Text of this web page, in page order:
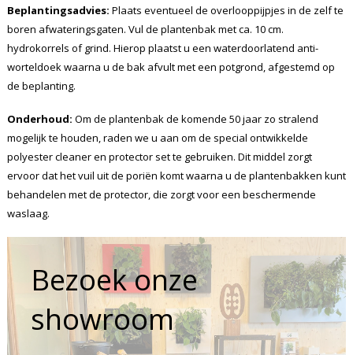
Beplantingsadvies: Plaats eventueel de overlooppijpjes in de zelf te
boren afwateringsgaten. Vul de plantenbak met ca. 10 cm.
hydrokorrels of grind. Hierop plaatst u een waterdoorlatend anti-
worteldoek waarna u de bak afvult met een potgrond, afgestemd op
de beplanting.
Onderhoud: Om de plantenbak de komende 50 jaar zo stralend
mogelijk te houden, raden we u aan om de special ontwikkelde
polyester cleaner en protector set te gebruiken. Dit middel zorgt
ervoor dat het vuil uit de poriën komt waarna u de plantenbakken kunt
behandelen met de protector, die zorgt voor een beschermende
waslaag.
Bezoek onze
showroom